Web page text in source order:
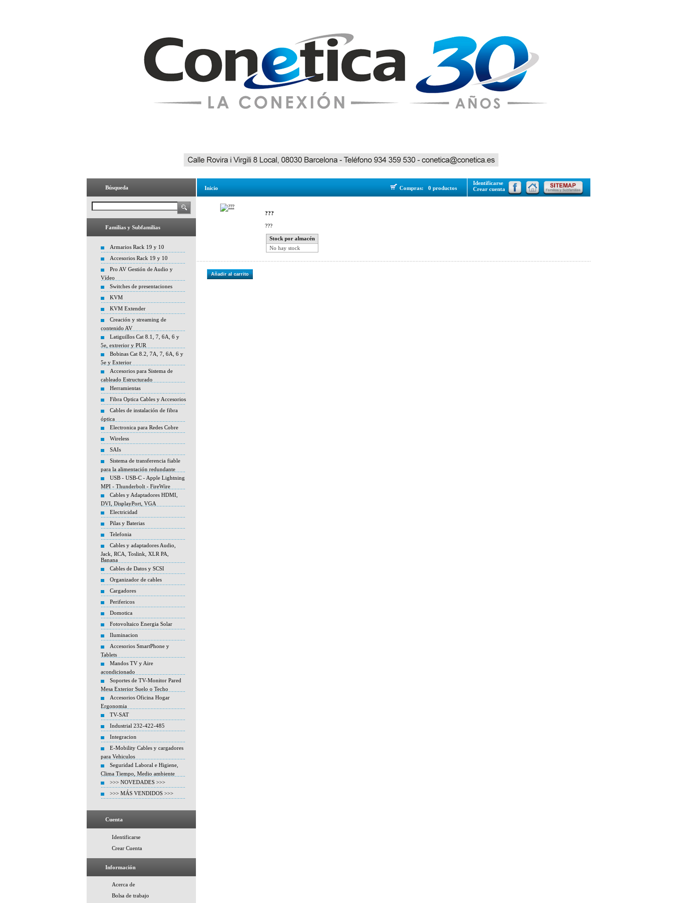
Búsqueda
Familias y Subfamilias
Armarios Rack 19 y 10
Accesorios Rack 19 y 10
Pro AV Gestión de Audio y
Vídeo
Switches de presentaciones
KVM
KVM Extender
Creación y streaming de
contenido AV
Latiguillos Cat 8.1, 7, 6A, 6 y
5e, extrerior y PUR
Bobinas Cat 8.2, 7A, 7, 6A, 6 y
5e y Exterior
Accesorios para Sistema de
cableado Estructurado
Herramientas
Fibra Optica Cables y Accesorios
Cables de instalación de fibra
óptica
Electronica para Redes Cobre
Wireless
SAIs
Sistema de transferencia fiable
para la alimentación redundante
USB - USB-C - Apple Lightning
MPI - Thunderbolt - FireWire
Cables y Adaptadores HDMI,
DVI, DisplayPort, VGA
Electricidad
Pilas y Baterias
Telefonia
Cables y adaptadores Audio,
Jack, RCA, Toslink, XLR PA,
Banana
Cables de Datos y SCSI
Organizador de cables
Cargadores
Perifericos
Domotica
Fotovoltaico Energia Solar
Iluminacion
Accesorios SmartPhone y
Tablets
Mandos TV y Aire
acondicionado
Soportes de TV-Monitor Pared
Mesa Exterior Suelo o Techo
Accesorios Oficina Hogar
Ergonomia
TV-SAT
Industrial 232-422-485
Integracion
E-Mobility Cables y cargadores
para Vehiculos
Seguridad Laboral e Higiene,
Clima Tiempo, Medio ambiente
>>> NOVEDADES >>>
>>> MÁS VENDIDOS >>>
Cuenta
Identificarse
Crear Cuenta
Información
Acerca de
Bolsa de trabajo
Inicio Compras: 0 productos
Identificarse
Crear cuenta
???
???
Stock por almacén
No hay stock
Añadir al carrito